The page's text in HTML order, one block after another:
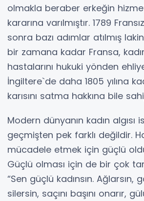
olmakla beraber erkeğin
kararına varılmıştır. 1789
sonra bazı adımlar atılmış
bir zamana kadar Fransa,
hastalarını hukuki yönden
İngiltere`de daha 1805 yılına
karısını satma hakkına bile
Modern dünyanın kadın algısı
geçmişten pek farklı değildir.
mücadele etmek için güçlü
Güçlü olması için de bir çok
“Sen güçlü kadınsın. Ağlarsın,
silersin, saçını başını onarır,